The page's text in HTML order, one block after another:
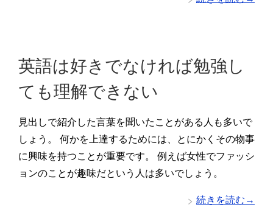
英語は好きでなければ勉強し
ても理解できない
見出しで紹介した言葉を聞いたことがある人も多いで
しょう。 何かを上達するためには、とにかくその物事
に興味を持つことが重要です。 例えば女性でファッシ
ョンのことが趣味だという人は多いでしょう。
続きを読む→